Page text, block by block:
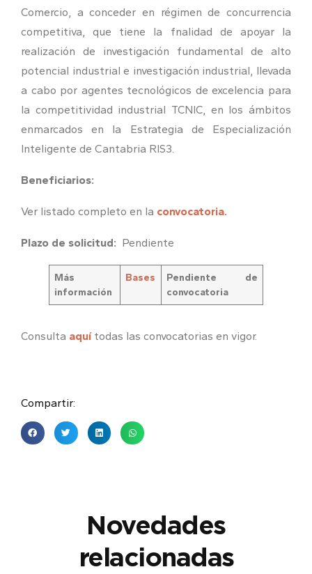
Comercio, a conceder en régimen de concurrencia
competitiva, que tiene la fnalidad de apoyar la
realización de investigación fundamental de alto
potencial industrial e investigación industrial, llevada
a cabo por agentes tecnológicos de excelencia para
la competitividad industrial TCNIC, en los ámbitos
enmarcados en la Estrategia de Especialización
Inteligente de Cantabria RIS3.
Beneficiarios:
Ver listado completo en la convocatoria.
Plazo de solicitud: Pendiente
Más
información
Bases
Pendiente de
convocatoria
Consulta aquí todas las convocatorias en vigor.
Compartir:
Novedades
relacionadas